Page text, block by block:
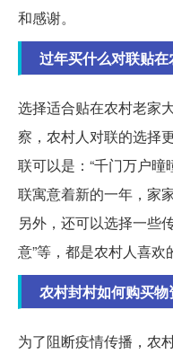
和感谢。
过年买什么对联贴
选择适合贴在农村老家
察，农村人对联的选择
联可以是：“千门万户
联寓意着新的一年，家
另外，还可以选择一些
意”等，都是农村人喜欢
农村封村如何购买物
为了阻断疫情传播，农